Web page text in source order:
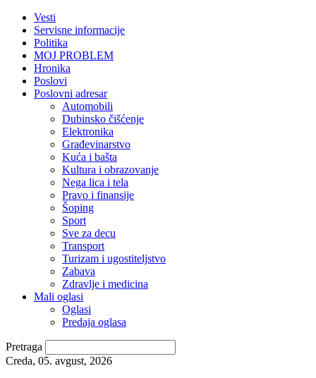
Vesti
Servisne informacije
Politika
MOJ PROBLEM
Hronika
Poslovi
Poslovni adresar
Automobili
Dubinsko čišćenje
Elektronika
Građevinarstvo
Kuća i bašta
Kultura i obrazovanje
Nega lica i tela
Pravo i finansije
Šoping
Sport
Sve za decu
Transport
Turizam i ugostiteljstvo
Zabava
Zdravlje i medicina
Mali oglasi
Oglasi
Predaja oglasa
Pretraga
Creda, 05. avgust, 2026